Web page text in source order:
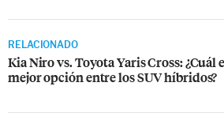
RELACIONADO
Kia Niro vs. Toyota Yaris Cross: ¿Cuál
mejor opción entre los SUV híbridos?